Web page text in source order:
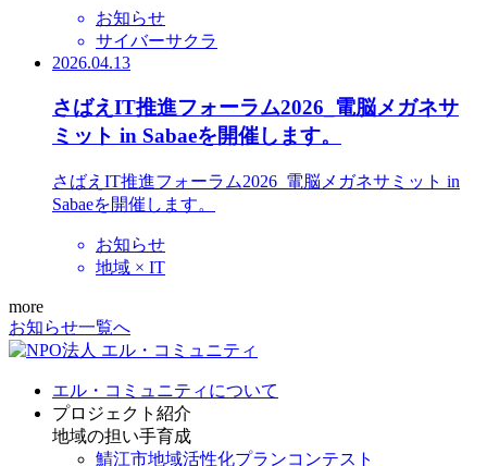
お知らせ
サイバーサクラ
2026.04.13
さばえIT推進フォーラム2026_電脳メガネサ
ミット in Sabaeを開催します。
さばえIT推進フォーラム2026_電脳メガネサミット in
Sabaeを開催します。
お知らせ
地域 × IT
more
お知らせ一覧へ
エル・コミュニティについて
プロジェクト紹介
地域の担い手育成
鯖江市地域活性化プランコンテスト